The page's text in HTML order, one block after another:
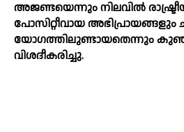
അജണ്ടയെന്നും നിലവില്‍
പോസിറ്റീവായ
യോഗത്തിലുണ്ടായതെന്നും
വിശദീകരിച്ചു.